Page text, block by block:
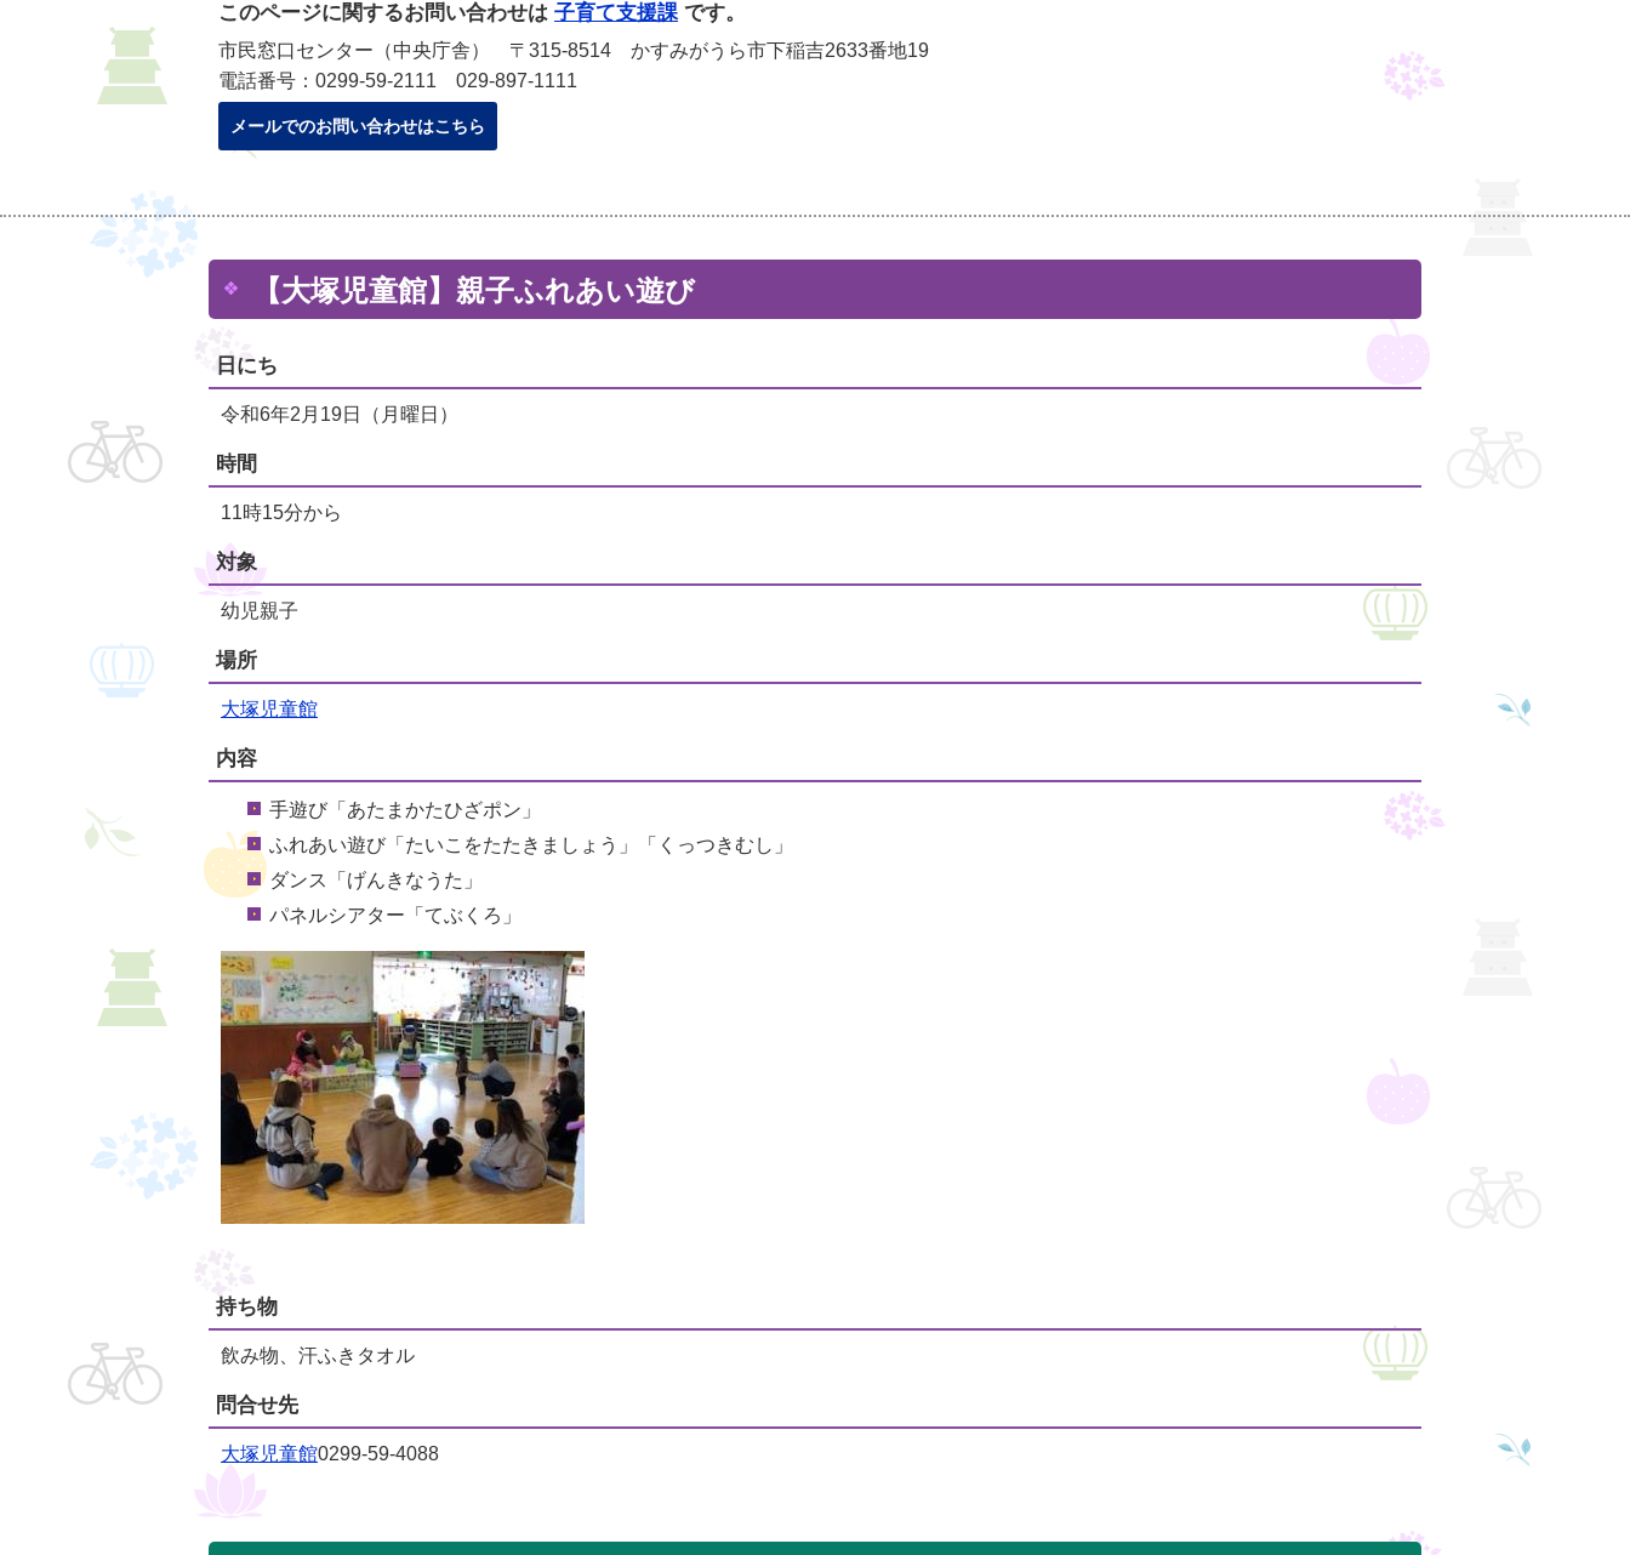
このページに関するお問い合わせは 子育て支援課 です。
市民窓口センター（中央庁舎） 〒315-8514 かすみがうら市下稲吉2633番地19
電話番号：0299-59-2111 029-897-1111
メールでのお問い合わせはこちら
【大塚児童館】親子ふれあい遊び
日にち
令和6年2月19日（月曜日）
時間
11時15分から
対象
幼児親子
場所
大塚児童館
内容
手遊び「あたまかたひざポン」
ふれあい遊び「たいこをたたきましょう」「くっつきむし」
ダンス「げんきなうた」
パネルシアター「てぶくろ」
持ち物
飲み物、汗ふきタオル
問合せ先
大塚児童館0299-59-4088